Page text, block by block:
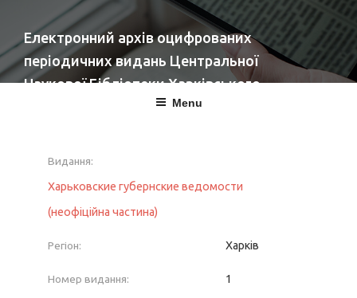
Електронний архів оцифрованих
періодичних видань Центральної
Наукової Бібліотеки Харківського
національного університету імені
повернутись
Menu
Видання:
Харьковские губернские ведомости
(неофіційна частина)
Регіон: Харків
Номер видання: 1